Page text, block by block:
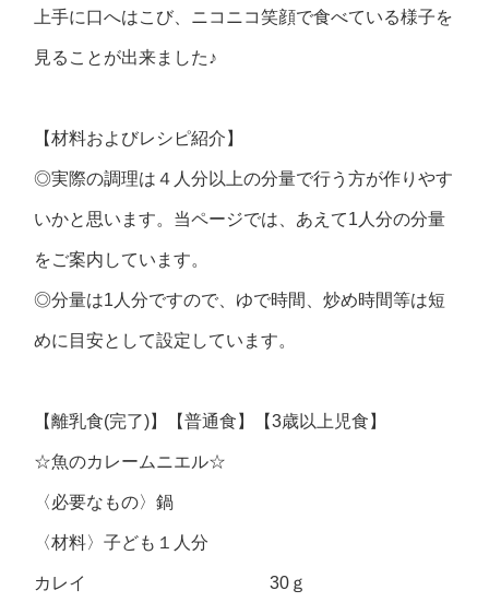
上手に口へはこび、ニコニコ笑顔で食べている様子を
見ることが出来ました♪
【材料およびレシピ紹介】
◎実際の調理は４人分以上の分量で行う方が作りやす
いかと思います。当ページでは、あえて1人分の分量
をご案内しています。
◎分量は1人分ですので、ゆで時間、炒め時間等は短
めに目安として設定しています。
【離乳食(完了)】【普通食】【3歳以上児食】
☆魚のカレームニエル☆
〈必要なもの〉鍋
〈材料〉子ども１人分
カレイ 30ｇ